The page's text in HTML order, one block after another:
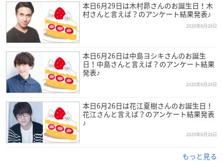
本日6月29日は木村昴さんのお誕生日！木
村さんと言えば？のアンケート結果発表♪
2020年6月29日
本日6月26日は中島ヨシキさんのお誕生
日！中島さんと言えば？のアンケート結果
発表♪
2020年6月26日
本日6月26日は花江夏樹さんのお誕生日！
花江さんと言えば？のアンケート結果発表
♪
2020年6月26日
もっと見る